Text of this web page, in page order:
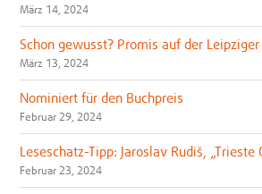
März 14, 2024
Schon gewusst? Promis auf der
März 13, 2024
Nominiert für den Buchpreis
Februar 29, 2024
Leseschatz-Tipp: Jaroslav Rudiš, „Trieste
Februar 23, 2024